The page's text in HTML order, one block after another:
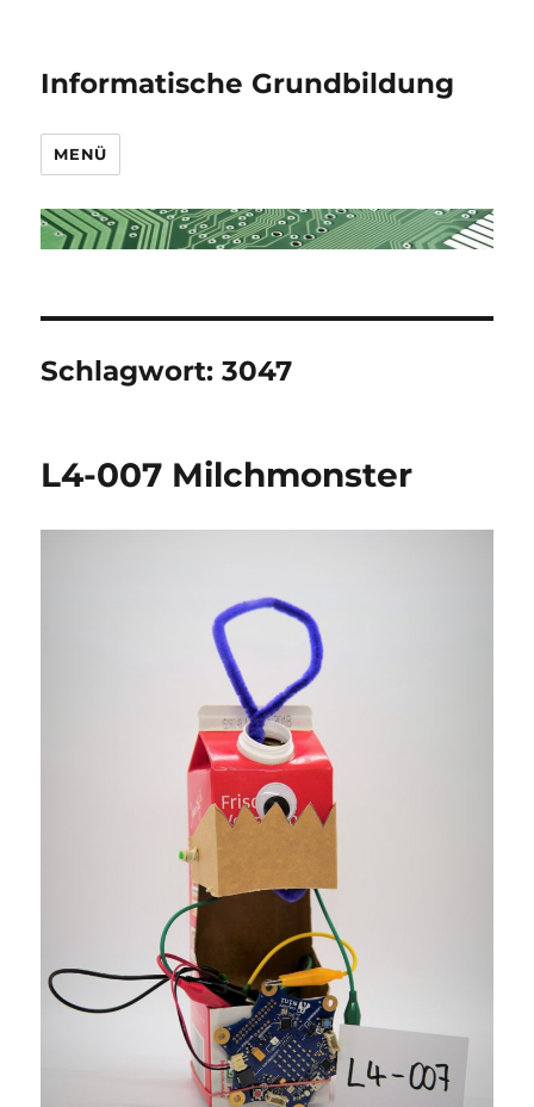
Informatische Grundbildung
MENÜ
Schlagwort:3047
L4-007 Milchmonster